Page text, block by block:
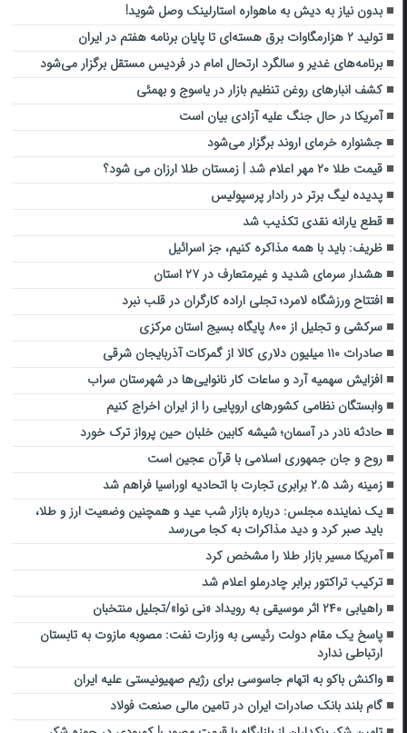
بدون نیاز به دیش به ماهواره استارلینک وصل شوید!
تولید ۲ هزارمگاوات برق هسته‌ای تا پایان برنامه هفتم در ایران
برنامه‌های غدیر و سالگرد ارتحال امام در فردیس مستقل برگزار می‌شود
کشف انبارهای روغن تنظیم بازار در یاسوج و بهمئی
آمریکا در حال جنگ علیه آزادی‌ بیان است
جشنواره خرمای اروند برگزار می‌شود
قیمت طلا ۲۰ مهر اعلام شد | زمستان طلا ارزان می شود؟
پدیده لیگ برتر در رادار پرسپولیس
قطع یارانه نقدی تکذیب شد
ظریف: باید با همه مذاکره کنیم، جز اسرائیل
هشدار سرمای شدید و غیرمتعارف در ۲۷ استان
افتتاح ورزشگاه لامرد؛ تجلی اراده کارگران در قلب نبرد
سرکشی و تجلیل از ۸۰۰ پایگاه بسیج استان مرکزی
صادرات ۱۱۰ میلیون دلاری کالا از گمرکات آذربایجان شرقی
افزایش سهمیه آرد و ساعات کار نانوایی‌ها در شهرستان سراب
وابستگان نظامی کشورهای اروپایی را از ایران اخراج کنیم
حادثه نادر در آسمان؛ شیشه کابین خلبان حین پرواز ترک خورد
روح و جان جمهوری اسلامی با قرآن عجین است
زمینه رشد ۲.۵ برابری تجارت با اتحادیه اوراسیا فراهم شد
یک نماینده مجلس: درباره بازار شب عید و همچنین وضعیت ارز و طلا،
باید صبر کرد و دید مذاکرات به کجا می‌رسد
آمریکا مسیر بازار طلا را مشخص کرد
ترکیب تراکتور برابر چادرملو اعلام شد
راهیابی ۲۴۰ اثر موسیقی به رویداد «نی‌ نوا»/تجلیل منتخبان
پاسخ یک مقام دولت رئیسی به وزارت نفت: مصوبه مازوت به تابستان
ارتباطی ندارد
واکنش باکو به اتهام جاسوسی برای رژیم صهیونیستی علیه ایران
گام بلند بانک‌ صادرات ایران در تامین مالی صنعت فولاد